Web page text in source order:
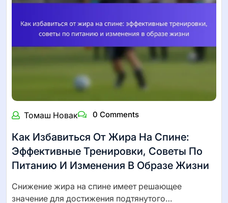
Томаш Новак 0 Comments
Как Избавиться От Жира На Спине:
Эффективные Тренировки, Советы По
Питанию И Изменения В Образе Жизни
Снижение жира на спине имеет решающее
значение для достижения подтянутого…